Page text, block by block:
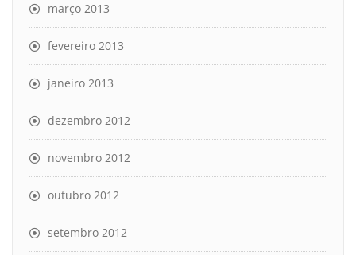
março 2013
fevereiro 2013
janeiro 2013
dezembro 2012
novembro 2012
outubro 2012
setembro 2012